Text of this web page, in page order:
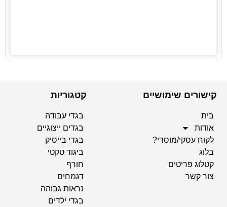
קישורים שימושיים
בית
אודות
לקוח עסקי/מוסדי?
בלוג
קטלוג פריטים
צור קשר
קטגוריות
בגדי עבודה
בגדים ייצוגיים
בגדי בייסיק
ביגוד טקטי
חורף
דגמחים
נראות גבוהה
בגדי ילדים